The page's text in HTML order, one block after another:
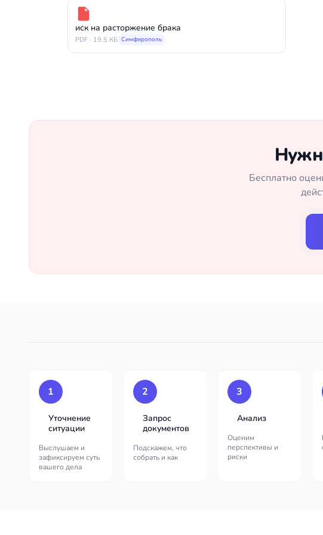
иск на расторжение брака
PDF · 19.5 КБ Симферополь
Бесплатно
1
Уточнение
ситуации
Выслушаем и
зафиксируем суть
вашего дела
2
Запрос
документов
Подскажем, что
собрать и как
3
Анализ
Оценим
перспективы и
риски